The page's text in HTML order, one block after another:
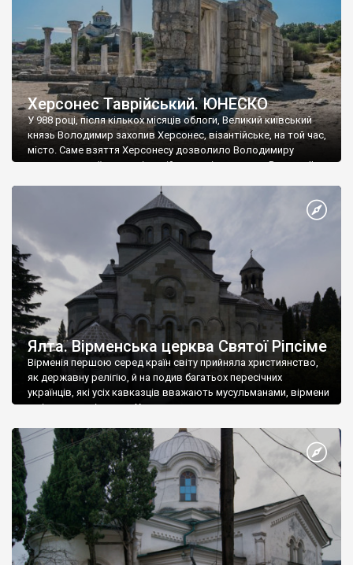
Херсонес Таврійський. ЮНЕСКО
У 988 році, після кількох місяців облоги, Великий київський
князь Володимир захопив Херсонес, візантійське, на той час,
місто. Саме взяття Херсонесу дозволило Володимиру
диктувати свої умови візантійському імператору Василю ІІ, та
Херсонесі Володимир-язичник, став Василем-християнином.
А потім було Хрещення Русі. На честь Херсонесу Таврійського
Ялта. Вірменська церква Святої Ріпсіме
Вірменія першою серед країн світу прийняла християнство,
як державну релігію, й на подив багатьох пересічних
українців, які усіх кавказців вважають мусульманами, вірмени
є відданими вірянами Христа